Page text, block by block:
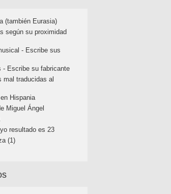
(también Eurasia)
según su proximidad
- Escribe sus
- Escribe su fabricante
mal traducidas al
Hispania
Miguel Ángel
resultado es 23
(1)